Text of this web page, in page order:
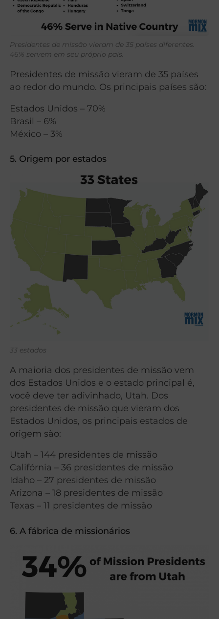
Presidentes de missão vieram de 35 países diferentes.
46% servem em seu próprio país.
Presidentes de missão vieram de 35 países
ao redor do mundo. Os principais países são:
Estados Unidos – 70%
Brasil – 6%
México – 3%
5. Origem por estados
33 estados
A maioria dos presidentes de missão vem
dos Estados Unidos e o estado principal é,
você deve ter adivinhado, Utah. Dos
presidentes de missão que vieram dos
Estados Unidos, os principais estados de
origem são:
Utah – 144 presidentes de missão
Califórnia – 36 presidentes de missão
Idaho – 27 presidentes de missão
Arizona – 18 presidentes de missão
Texas – 11 presidentes de missão
6. A fábrica de missionários